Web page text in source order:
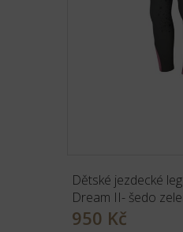
Dětské jezdecké
Dream II- šedo
950 Kč